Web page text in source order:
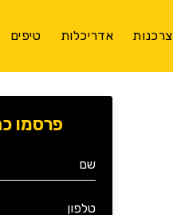
צרכנות אדריכלות טיפים
פרסמו